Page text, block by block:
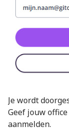
Je wordt
Geef jouw
aanmelden.